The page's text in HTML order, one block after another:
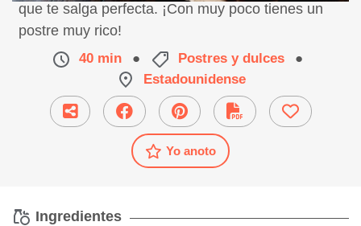
que te salga perfecta. ¡Con muy poco tienes un
postre muy rico!
40 min ● Postres y dulces
●
Estadounidense
Yo anoto
Ingredientes